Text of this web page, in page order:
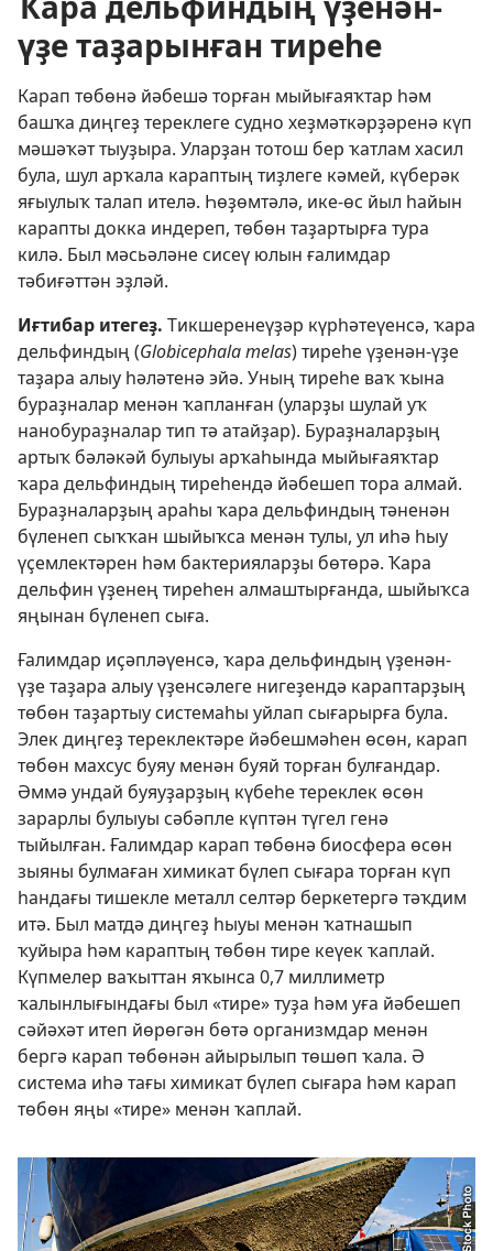
үҙе таҙарынған тиреһе
Карап төбөнә йәбешә торған мыйығаяҡтар һәм
башҡа диңгеҙ тереклеге судно хеҙмәткәрҙәренә күп
мәшәҡәт тыуҙыра. Уларҙан тотош бер ҡатлам хасил
була, шул арҡала караптың тиҙлеге кәмей, күберәк
яғыулыҡ талап ителә. Һөҙөмтәлә, ике-өс йыл һайын
карапты докка индереп, төбөн таҙартырға тура
килә. Был мәсьәләне сисеү юлын ғалимдар
тәбиғәттән эҙләй.
Иғтибар итегеҙ. Тикшеренеүҙәр күрһәтеүенсә, ҡара
дельфиндың (Globicephala melas) тиреһе үҙенән-үҙе
таҙара алыу һәләтенә эйә. Уның тиреһе ваҡ ҡына
бураҙналар менән ҡапланған (уларҙы шулай уҡ
нанобураҙналар тип тә атайҙар). Бураҙналарҙың
артыҡ бәләкәй булыуы арҡаһында мыйығаяҡтар
ҡара дельфиндың тиреһендә йәбешеп тора алмай.
Бураҙналарҙың араһы ҡара дельфиндың тәненән
бүленеп сыҡҡан шыйыҡса менән тулы, ул иһә һыу
үҫемлектәрен һәм бактерияларҙы бөтөрә. Ҡара
дельфин үҙенең тиреһен алмаштырғанда, шыйыҡса
яңынан бүленеп сыға.
Ғалимдар иҫәпләүенсә, ҡара дельфиндың үҙенән-
үҙе таҙара алыу үҙенсәлеге нигеҙендә караптарҙың
төбөн таҙартыу системаһы уйлап сығарырға була.
Элек диңгеҙ тереклектәре йәбешмәһен өсөн, карап
төбөн махсус буяу менән буяй торған булғандар.
Әммә ундай буяуҙарҙың күбеһе тереклек өсөн
зарарлы булыуы сәбәпле күптән түгел генә
тыйылған. Ғалимдар карап төбөнә биосфера өсөн
зыяны булмаған химикат бүлеп сығара торған күп
һандағы тишекле металл селтәр беркетергә тәҡдим
итә. Был матдә диңгеҙ һыуы менән ҡатнашып
ҡуйыра һәм караптың төбөн тире кеүек ҡаплай.
Күпмелер ваҡыттан яҡынса 0,7 миллиметр
ҡалынлығындағы был «тире» туҙа һәм уға йәбешеп
сәйәхәт итеп йөрөгән бөтә организмдар менән
бергә карап төбөнән айырылып төшөп ҡала. Ә
система иһә тағы химикат бүлеп сығара һәм карап
төбөн яңы «тире» менән ҡаплай.